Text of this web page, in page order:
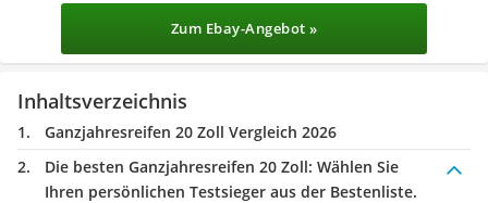
Zum Ebay-Angebot »
Inhaltsverzeichnis
Ganzjahresreifen 20 Zoll Vergleich 2026
Die besten Ganzjahresreifen 20 Zoll: Wählen Sie
Ihren persönlichen Testsieger aus der Bestenliste.